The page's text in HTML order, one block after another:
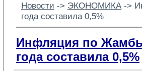
Новости -> ЭКОНОМИКА ->
года составила 0,5%
Инфляция по
года составила 0,5%